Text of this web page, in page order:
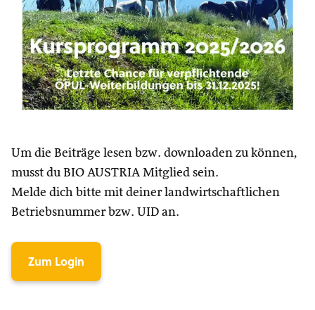
Um die Beiträge lesen bzw. downloaden zu können,
musst du BIO AUSTRIA Mitglied sein.
Melde dich bitte mit deiner landwirtschaftlichen
Betriebsnummer bzw. UID an.
Zum Login